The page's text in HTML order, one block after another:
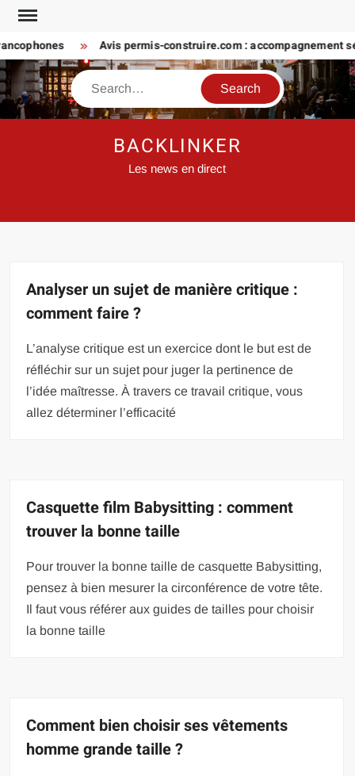
Skip
content
Avis permis-construire.com : accompagnement
Search
BACKLINKER
Les news en direct
Analyser un sujet de manière critique :
comment faire ?
L’analyse critique est un exercice dont le but est de
réfléchir sur un sujet pour juger la pertinence de
l’idée maîtresse. À travers ce travail critique, vous
allez déterminer l’efficacité
Casquette film Babysitting : comment
trouver la bonne taille
Pour trouver la bonne taille de casquette Babysitting,
pensez à bien mesurer la circonférence de votre tête.
Il faut vous référer aux guides de tailles pour choisir
la bonne taille
Comment bien choisir ses vêtements
homme grande taille ?